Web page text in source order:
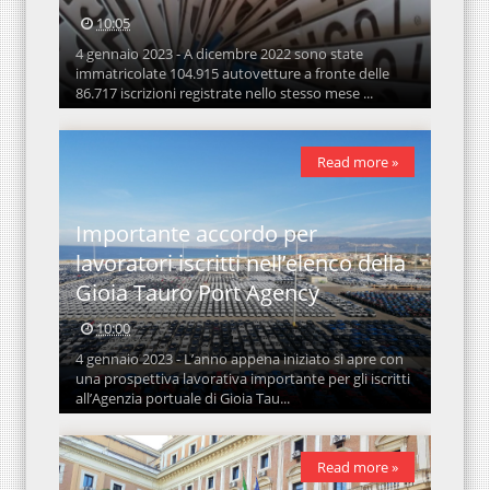
10:05
4 gennaio 2023 - A dicembre 2022 sono state
immatricolate 104.915 autovetture a fronte delle
86.717 iscrizioni registrate nello stesso mese ...
Importante accordo per
lavoratori iscritti nell’elenco della
Gioia Tauro Port Agency
10:00
4 gennaio 2023 - L’anno appena iniziato si apre con
una prospettiva lavorativa importante per gli iscritti
all’Agenzia portuale di Gioia Tau...
Read more »
Read more »